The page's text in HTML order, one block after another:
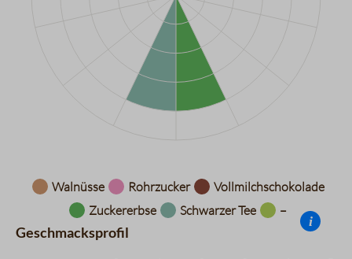
Datentabelle für das Diagramm: Aromarad
Walnüsse Rohrzucker
Vollmilchschokolade
Zuckererbse
Schwarzer Tee –
Geschmacksprofil
i